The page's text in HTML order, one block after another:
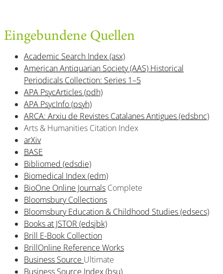
Eingebundene Quellen
Academic Search Index (asx)
American Antiquarian Society (AAS) Historical
Periodicals Collection: Series 1–5
APA PsycArticles (pdh)
APA PsycInfo (psyh)
ARCA: Arxiu de Revistes Catalanes Antigues (edsbnc)
Arts & Humanities Citation Index
arXiv
BASE
Bibliomed (edsdie)
Biomedical Index (edm)
BioOne Online Journals Complete
Bloomsbury Collections
Bloomsbury Education & Childhood Studies (edsecs)
Books at JSTOR (edsjbk)
Brill E-Book Collection
BrillOnline Reference Works
Business Source Ultimate
Business Source Index (bsu)